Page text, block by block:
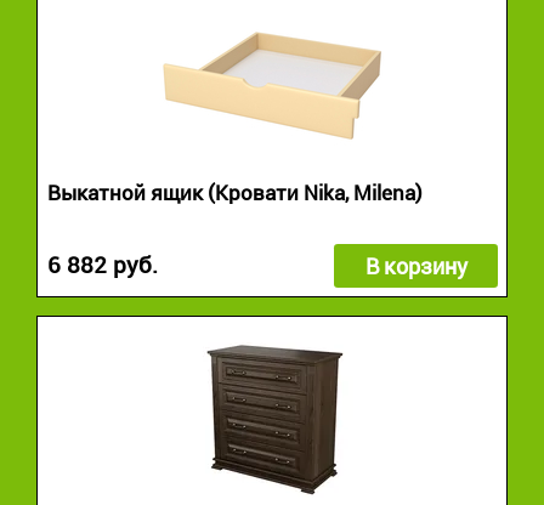
Выкатной ящик (Кровати Nika, Milena)
6 882 руб. В корзину